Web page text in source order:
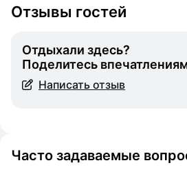
Отзывы гостей
Отдыхали здесь?
Поделитесь
Написать отзыв
Часто задаваемые